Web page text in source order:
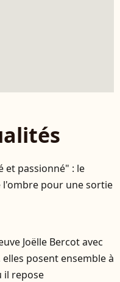
et passionné" : le
pour une sortie
Joëlle Bercot avec
posent ensemble à
il repose